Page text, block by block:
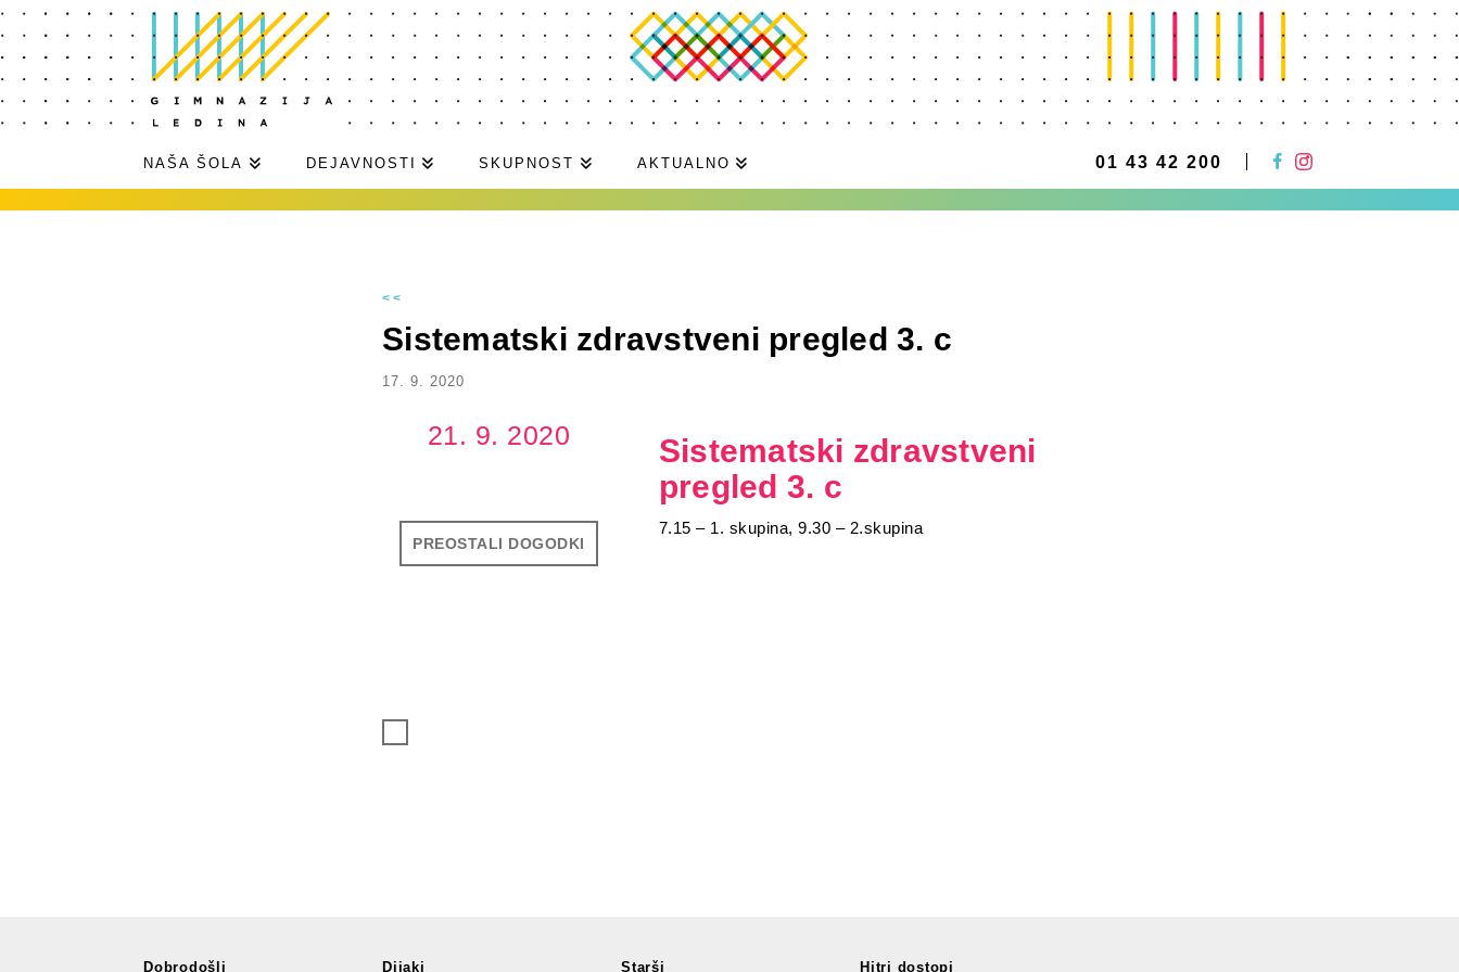
NAŠA ŠOLA DEJAVNOSTI SKUPNOST AKTUALNO 01 43 42 200
<<
Sistematski zdravstveni pregled 3. c
17. 9. 2020
Sistematski zdravstveni
pregled 3. c
7.15 – 1. skupina, 9.30 – 2.skupina
21. 9. 2020
PREOSTALI DOGODKI
Dobrodošli Dijaki Starši Hitri dostopi